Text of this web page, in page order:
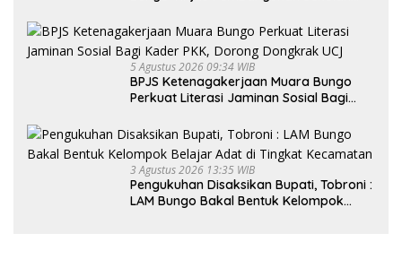
5 Agustus 2026 09:34 WIB
BPJS Ketenagakerjaan Muara Bungo
Perkuat Literasi Jaminan Sosial Bagi
3 Agustus 2026 13:35 WIB
Pengukuhan Disaksikan Bupati, Tobroni :
LAM Bungo Bakal Bentuk Kelompok